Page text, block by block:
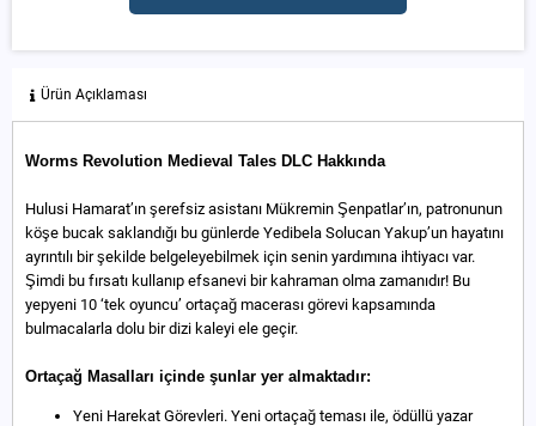
Ürün Açıklaması
Worms Revolution Medieval Tales DLC Hakkında
Hulusi Hamarat’ın şerefsiz asistanı Mükremin Şenpatlar’ın, patronunun
köşe bucak saklandığı bu günlerde Yedibela Solucan Yakup’un hayatını
ayrıntılı bir şekilde belgeleyebilmek için senin yardımına ihtiyacı var.
Şimdi bu fırsatı kullanıp efsanevi bir kahraman olma zamanıdır! Bu
yepyeni 10 ‘tek oyuncu’ ortaçağ macerası görevi kapsamında
bulmacalarla dolu bir dizi kaleyi ele geçir.
Ortaçağ Masalları içinde şunlar yer almaktadır:
Yeni Harekat Görevleri. Yeni ortaçağ teması ile, ödüllü yazar